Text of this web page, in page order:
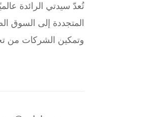
تُعدّ سيدتي الرائدة
المتجددة إلى السوق
وتمكين الشركات من